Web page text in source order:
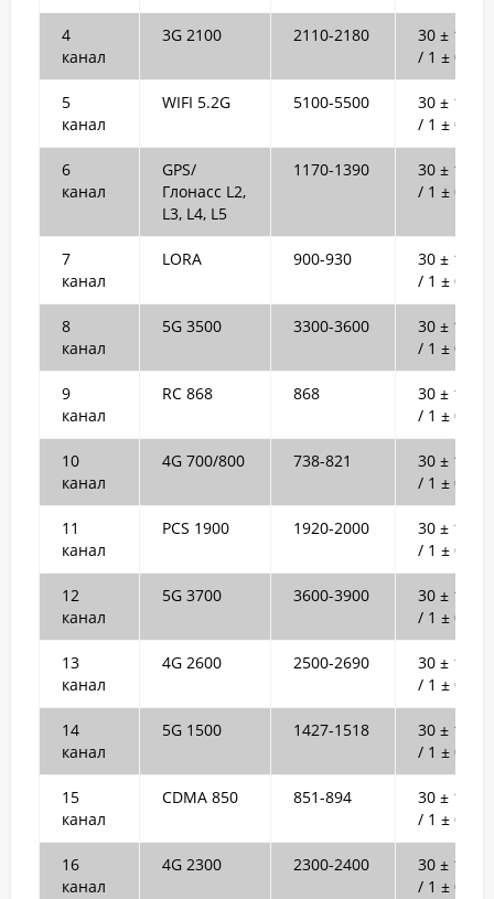
4
канал
3G 2100 2110-2180
30 ±
/ 1 ± 0.2W
5
канал
WIFI 5.2G 5100-5500
30 ±
/ 1 ± 0.2W
6
канал
GPS/
Глонасс L2,
L3, L4, L5
1170-1390
30 ±
/ 1 ± 0.2W
7
канал
LORA 900-930
30 ±
/ 1 ± 0.2W
8
канал
5G 3500 3300-3600
30 ±
/ 1 ± 0.2W
9
канал
RC 868 868
30 ±
/ 1 ± 0.2W
10
канал
4G 700/800 738-821
30 ±
/ 1 ± 0.2W
11
канал
PCS 1900 1920-2000
30 ±
/ 1 ± 0.2W
12
канал
5G 3700 3600-3900
30 ±
/ 1 ± 0.2W
13
канал
4G 2600 2500-2690
30 ±
/ 1 ± 0.2W
14
канал
5G 1500 1427-1518
30 ±
/ 1 ± 0.2W
15
канал
CDMA 850 851-894
30 ±
/ 1 ± 0.2W
16
канал
4G 2300 2300-2400
30 ±
/ 1 ± 0.2W